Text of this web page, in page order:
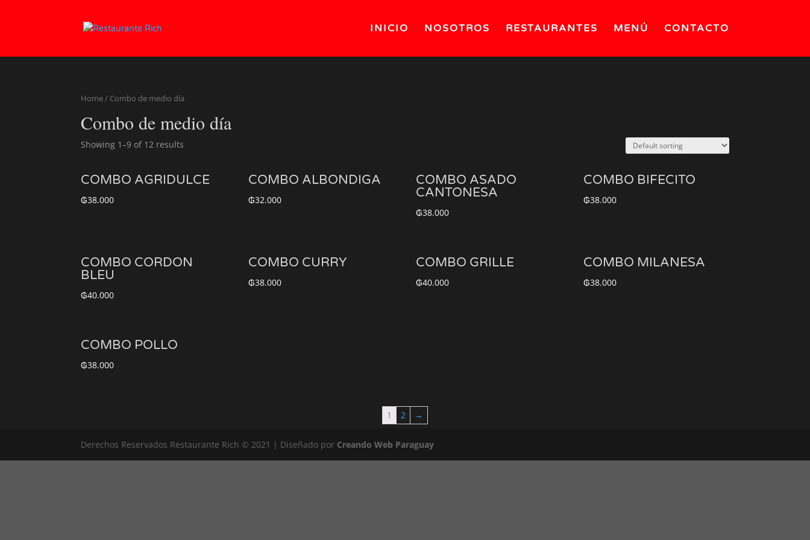
INICIO NOSOTROS RESTAURANTES MENÚ CONTACTO
Home/ Combo de medio día
Combo de medio día
Showing 1–9 of 12 results
COMBO AGRIDULCE
₲38.000
COMBO ALBONDIGA
₲32.000
COMBO ASADO
CANTONESA
₲38.000
COMBO BIFECITO
₲38.000
COMBO CORDON
BLEU
₲40.000
COMBO CURRY
₲38.000
COMBO GRILLE
₲40.000
COMBO MILANESA
₲38.000
COMBO POLLO
₲38.000
1 2 →
Derechos Reservados Restaurante Rich © 2021 | Diseñado por Creando Web Paraguay